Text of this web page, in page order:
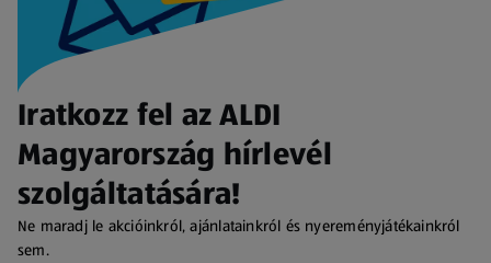
Iratkozz fel az ALDI
Magyarország hírlevél
szolgáltatására!
Ne maradj le akcióinkról, ajánlatainkról és nyereményjátékainkról
sem.